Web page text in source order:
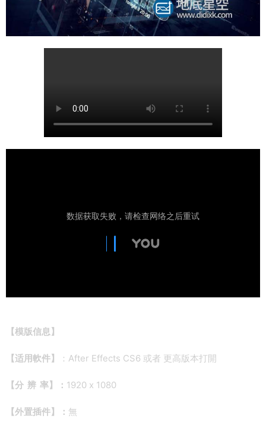
【模版信息】
【适用軟件】 ：After Effects CS6 或者 更高版本打開
【分 辨 率】： 1920 x 1080
【外置插件】： 無